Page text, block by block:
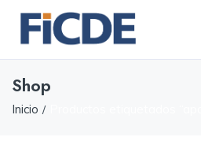
Shop
Inicio